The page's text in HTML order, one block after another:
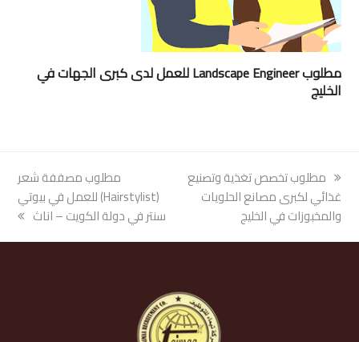
مطلوب Landscape Engineer للعمل لدى كبرى الجهات في
الخليج
previous
post:
مطلوب تخصص تغذية وتصنيع
غذائي لكبرى مصانع الحلويات
والمخبوزات في الخليج
next
post:
مطلوب مصففة شعر
(Hairstylist) للعمل في بيوتي
سنتر في دولة الكويت – اناث